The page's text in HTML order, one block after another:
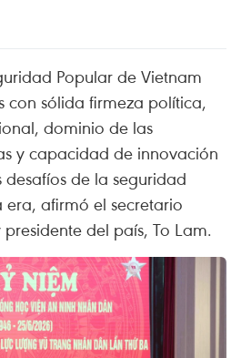
Popular de Vietnam
con sólida firmeza política,
dominio de las
y capacidad de innovación
de la seguridad
afirmó el secretario
del país, To Lam.